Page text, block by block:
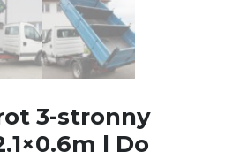
3-stronny
| Do